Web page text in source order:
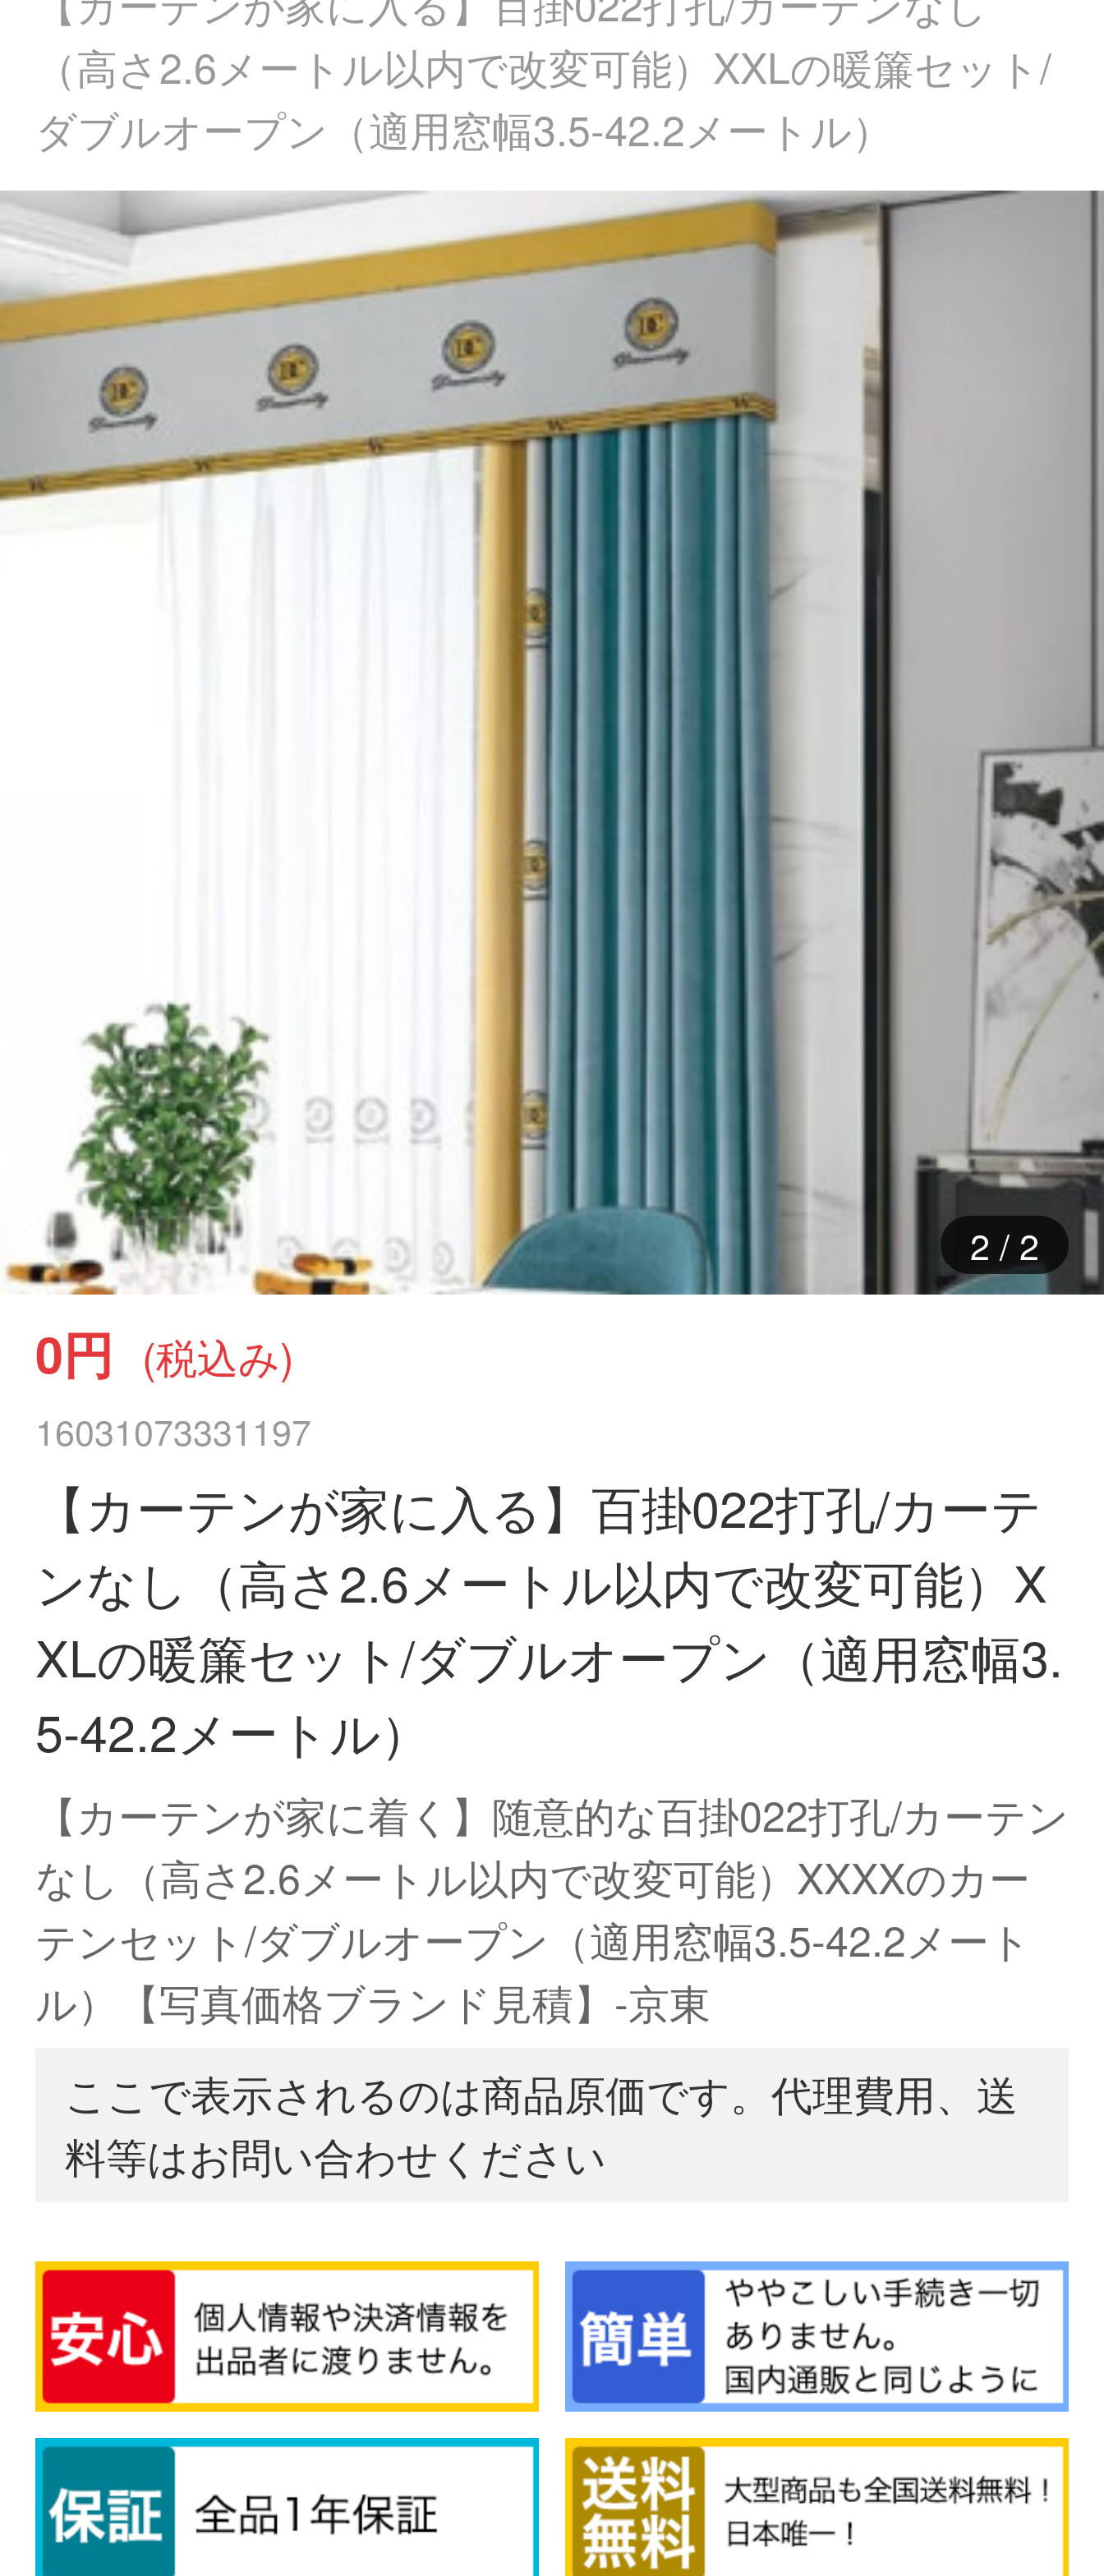
（高さ2.6メートル以内で改変可能）XXLの暖簾セット/
ダブルオープン（適用窓幅3.5-42.2メートル）
2 / 2
0円 (税込み)
16031073331197
【カーテンが家に入る】百掛022打孔/カーテ
ンなし（高さ2.6メートル以内で改変可能）X
XLの暖簾セット/ダブルオープン（適用窓幅3.
5-42.2メートル）
【カーテンが家に着く】随意的な百掛022打孔/カーテン
なし（高さ2.6メートル以内で改変可能）XXXXのカー
テンセット/ダブルオープン（適用窓幅3.5-42.2メート
ル）【写真価格ブランド見積】-京東
ここで表示されるのは商品原価です。代理費用、送
料等はお問い合わせください